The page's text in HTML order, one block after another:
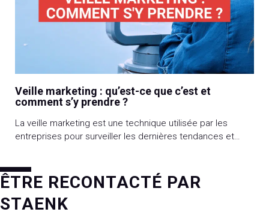
Veille marketing : qu’est-ce que c’est et
comment s’y prendre ?
La veille marketing est une technique utilisée par les
entreprises pour surveiller les dernières tendances et
pérenniser son activité. La veille marketing consiste à
collecter et analyser les données concernant les
concurrents, les clients, […]
ÊTRE RECONTACTÉ PAR
STAENK